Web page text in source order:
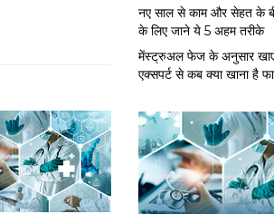
नए साल से काम और सेहत के
के लिए जाने ये 5 अहम तरीके
मेंस्ट्रुअल फेज के अनुसार
एक्सपर्ट से कब क्या खाना है